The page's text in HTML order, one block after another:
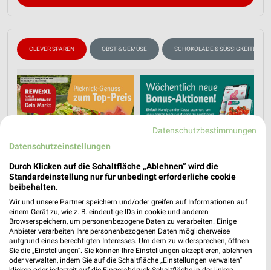
CLEVER SPAREN OBST & GEMÜSE SCHOKOLADE & SÜSSIGKEITEN
Datenschutzbestimmungen
Datenschutzeinstellungen
Durch Klicken auf die Schaltfläche „Ablehnen“ wird die
Standardeinstellung nur für unbedingt erforderliche cookie
beibehalten.
Wir und unsere Partner speichern und/oder greifen auf Informationen auf
einem Gerät zu, wie z. B. eindeutige IDs in cookie und anderen
Browserspeichern, um personenbezogene Daten zu verarbeiten. Einige
Anbieter verarbeiten Ihre personenbezogenen Daten möglicherweise
aufgrund eines berechtigten Interesses. Um dem zu widersprechen, öffnen
Sie die „Einstellungen“. Sie können Ihre Einstellungen akzeptieren, ablehnen
oder verwalten, indem Sie auf die Schaltfläche „Einstellungen verwalten“